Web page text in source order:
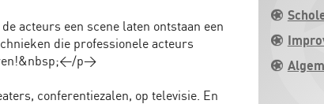
acteurs een scene laten ontstaan een
die professionele acteurs
p>
conferentiezalen, op televisie. En